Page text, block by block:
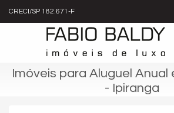
CRECI/SP 182.671-F
Imóveis para Aluguel Anual
- Ipiranga